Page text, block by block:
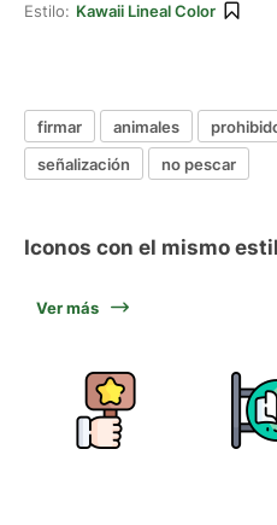
Estilo: Kawaii Lineal Color
firmar animales
señalización
no pescar
Iconos con el mismo
Ver más